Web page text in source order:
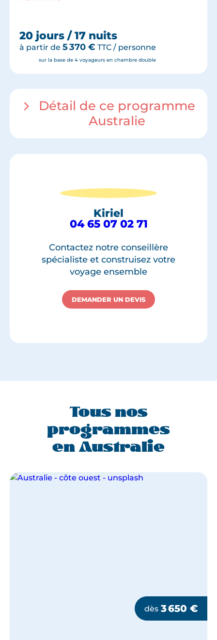
20 jours / 17 nuits
à partir de 5 370 € TTC / personne
sur la base de 4 voyageurs en chambre double
Détail de ce programme
Australie
Kiriel
04 65 07 02 71
Contactez notre conseillère
spécialiste et construisez votre
voyage ensemble
DEMANDER UN DEVIS
Tous nos
programmes
en Australie
dès 3 650 €